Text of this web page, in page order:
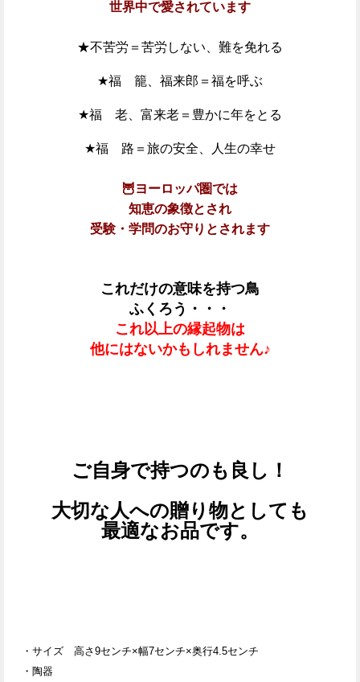
世界中で愛されています
★不苦労＝苦労しない、難を免れる
★福 籠、福来郎＝福を呼ぶ
★福 老、富来老＝豊かに年をとる
★福 路＝旅の安全、人生の幸せ
🦉ヨーロッパ圏では
知恵の象徴とされ
受験・学問のお守りとされます
これだけの意味を持つ鳥
ふくろう・・・
これ以上の縁起物は
他にはないかもしれません♪
ご自身で持つのも良し！
大切な人への贈り物としても
最適なお品です。
・サイズ 高さ9センチ×幅7センチ×奥行4.5センチ
・陶器